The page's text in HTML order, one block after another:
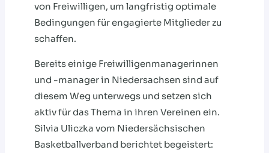
von Freiwilligen, um langfristig optimale
Bedingungen für engagierte Mitglieder zu
schaffen.
Bereits einige Freiwilligenmanagerinnen
und -manager in Niedersachsen sind auf
diesem Weg unterwegs und setzen sich
aktiv für das Thema in ihren Vereinen ein.
Silvia Uliczka vom Niedersächsischen
Basketballverband berichtet begeistert: